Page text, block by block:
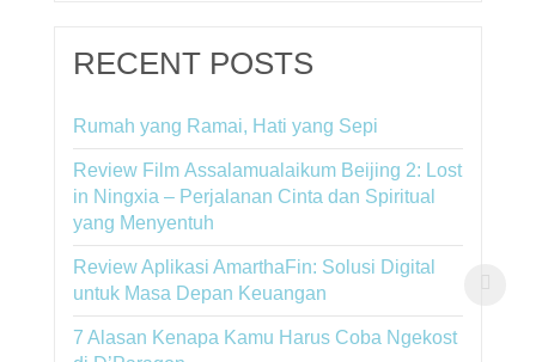
RECENT POSTS
Rumah yang Ramai, Hati yang Sepi
Review Film Assalamualaikum Beijing 2: Lost
in Ningxia – Perjalanan Cinta dan Spiritual
yang Menyentuh
Review Aplikasi AmarthaFin: Solusi Digital
untuk Masa Depan Keuangan
7 Alasan Kenapa Kamu Harus Coba Ngekost